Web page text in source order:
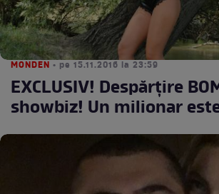
MONDEN • pe 15.11.2016 la 23:59
EXCLUSIV! Despărțire
showbiz! Un milionar